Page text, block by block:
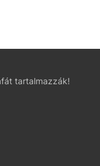
tartalmazzák!